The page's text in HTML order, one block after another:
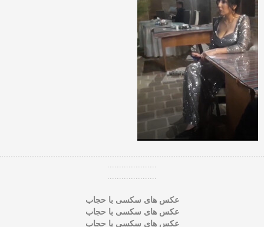
.....................
.....................
عکس های سکسی با حجاب
عکس های سکسی با حجاب
عکس های سکسی با حجاب